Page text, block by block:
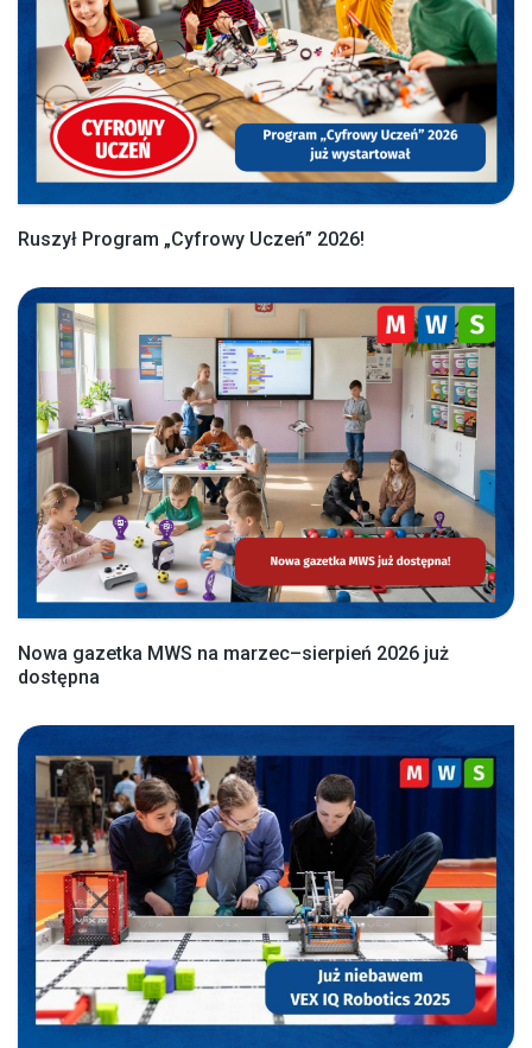
Ruszył Program „Cyfrowy Uczeń” 2026!
Nowa gazetka MWS na marzec–sierpień 2026 już
dostępna